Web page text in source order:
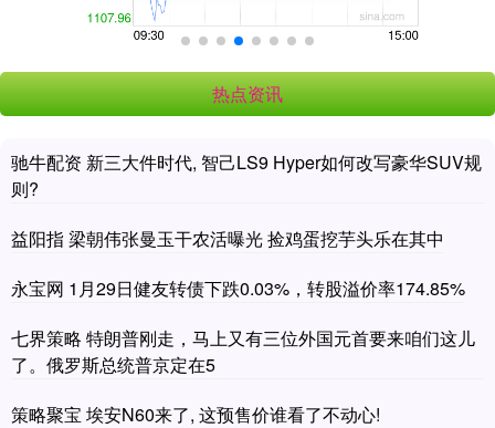
热点资讯
驰牛配资 新三大件时代, 智己LS9 Hyper如何改写豪华SUV规
则?
益阳指 梁朝伟张曼玉干农活曝光 捡鸡蛋挖芋头乐在其中
永宝网 1月29日健友转债下跌0.03%，转股溢价率174.85%
七界策略 特朗普刚走，马上又有三位外国元首要来咱们这儿
了。俄罗斯总统普京定在5
策略聚宝 埃安N60来了, 这预售价谁看了不动心!